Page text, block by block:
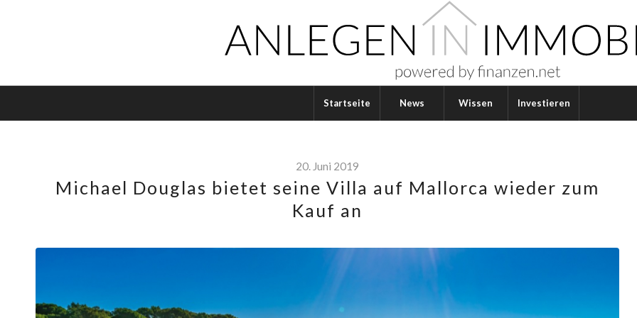
Startseite News Wissen Investieren
20. Juni 2019
Michael Douglas bietet seine Villa auf Mallorca wieder zum
Kauf an